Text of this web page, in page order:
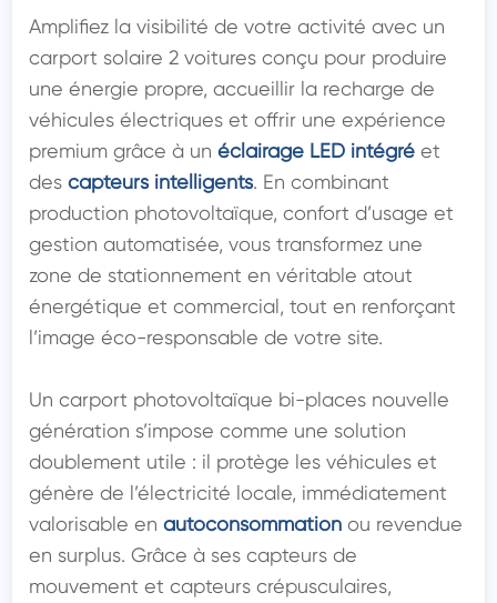
Amplifiez la visibilité de votre activité avec un
carport solaire 2 voitures conçu pour produire
une énergie propre, accueillir la recharge de
véhicules électriques et offrir une expérience
premium grâce à un éclairage LED intégré et
des capteurs intelligents. En combinant
production photovoltaïque, confort d’usage et
gestion automatisée, vous transformez une
zone de stationnement en véritable atout
énergétique et commercial, tout en renforçant
l’image éco-responsable de votre site.
Un carport photovoltaïque bi-places nouvelle
génération s’impose comme une solution
doublement utile : il protège les véhicules et
génère de l’électricité locale, immédiatement
valorisable en autoconsommation ou revendue
en surplus. Grâce à ses capteurs de
mouvement et capteurs crépusculaires,